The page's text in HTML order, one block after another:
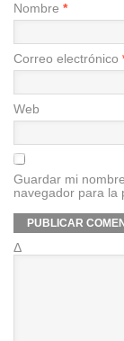
Nombre *
Correo electrónico
Web
Guardar mi
navegador para la
Δ